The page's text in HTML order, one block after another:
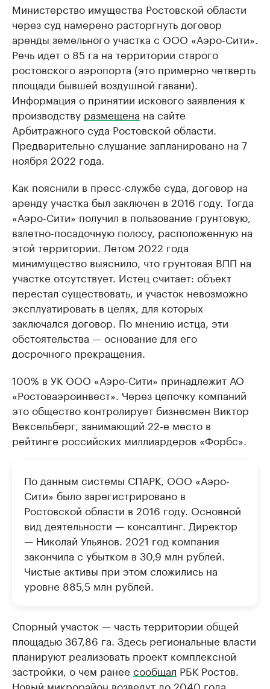
Министерство имущества Ростовской области
через суд намерено расторгнуть договор
аренды земельного участка с ООО «Аэро-Сити».
Речь идет о 85 га на территории старого
ростовского аэропорта (это примерно четверть
площади бывшей воздушной гавани).
Информация о принятии искового заявления к
производству размещена на сайте
Арбитражного суда Ростовской области.
Предварительно слушание запланировано на 7
ноября 2022 года.
Как пояснили в пресс-службе суда, договор на
аренду участка был заключен в 2016 году. Тогда
«Аэро-Сити» получил в пользование грунтовую,
взлетно-посадочную полосу, расположенную на
этой территории. Летом 2022 года
минимущество выяснило, что грунтовая ВПП на
участке отсутствует. Истец считает: объект
перестал существовать, и участок невозможно
эксплуатировать в целях, для которых
заключался договор. По мнению истца, эти
обстоятельства — основание для его
досрочного прекращения.
100% в УК ООО «Аэро-Сити» принадлежит АО
«Ростоваэроинвест». Через цепочку компаний
это общество контролирует бизнесмен Виктор
Вексельберг, занимающий 22-е место в
рейтинге российских миллиардеров «Форбс».
По данным системы СПАРК, ООО «Аэро-
Сити» было зарегистрировано в
Ростовской области в 2016 году. Основной
вид деятельности — консалтинг. Директор
— Николай Ульянов. 2021 год компания
закончила с убытком в 30,9 млн рублей.
Чистые активы при этом сложились на
уровне 885,5 млн рублей.
Спорный участок — часть территории общей
площадью 367,86 га. Здесь региональные власти
планируют реализовать проект комплексной
застройки, о чем ранее сообщал РБК Ростов.
Новый микрорайон возведут до 2040 года.